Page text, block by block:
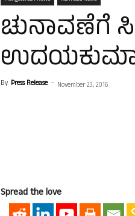
ಚುನಾವಣೆಗೆ
By Press Release - November 23, 2016
Spread the love